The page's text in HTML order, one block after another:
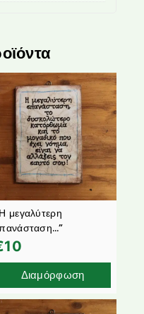
μεγαλύτερη
10
Διαμόρφωση